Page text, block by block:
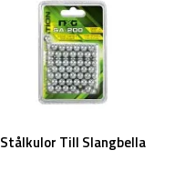
Stålkulor Till Slangbella